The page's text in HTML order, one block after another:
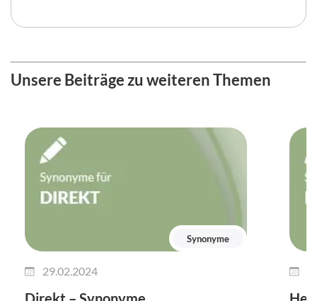
Unsere Beiträge zu weiteren Themen
Synonyme
29.02.2024